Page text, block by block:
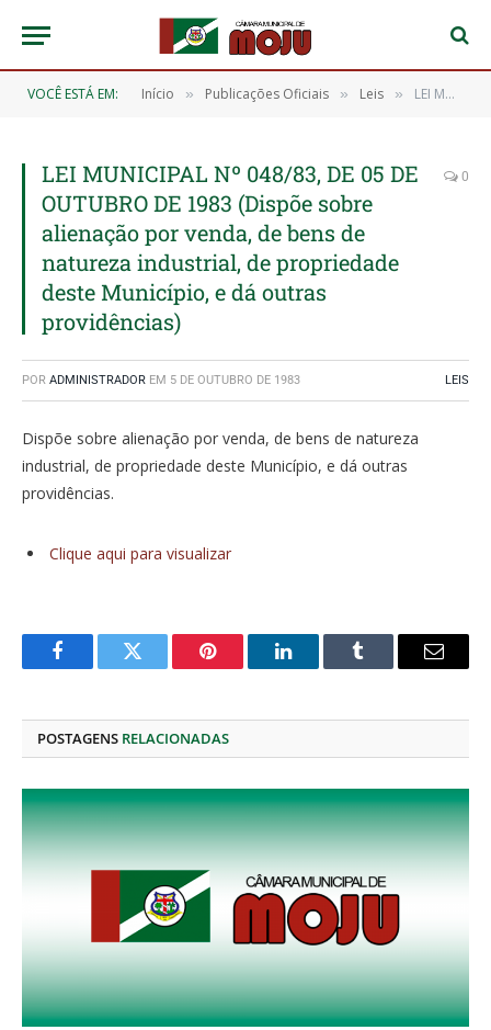
VOCÊ ESTÁ EM: Início » Publicações Oficiais » Leis » LEI MUNICIPAL Nº 048/83, DE 05 DE OUTUBRO DE 1983 (Dispõe sobre alienação por venda, de bens de natureza industrial, de propriedade deste Município, e dá outras providências)
LEI MUNICIPAL Nº 048/83, DE 05 DE
OUTUBRO DE 1983 (Dispõe sobre
alienação por venda, de bens de
natureza industrial, de propriedade
deste Município, e dá outras
providências)
0
POR ADMINISTRADOR EM 5 DE OUTUBRO DE 1983 LEIS
Dispõe sobre alienação por venda, de bens de natureza
industrial, de propriedade deste Município, e dá outras
providências.
Clique aqui para visualizar
FacebookTwitter Pinterest O
Tumblr
E-
POSTAGENS RELACIONADAS